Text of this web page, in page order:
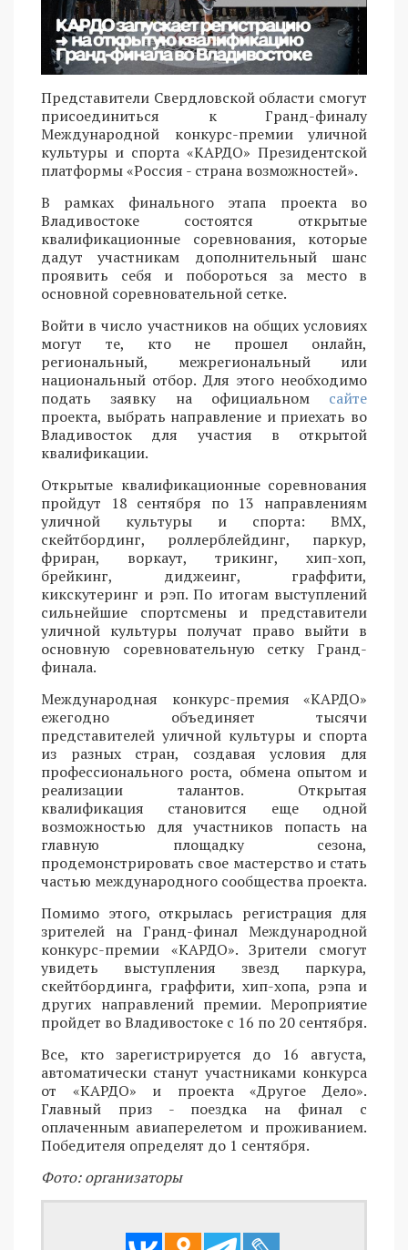
Представители Свердловской области смогут
присоединиться к Гранд-финалу
Международной конкурс-премии уличной
культуры и спорта «КАРДО» Президентской
платформы «Россия - страна возможностей».
В рамках финального этапа проекта во
Владивостоке состоятся открытые
квалификационные соревнования, которые
дадут участникам дополнительный шанс
проявить себя и побороться за место в
основной соревновательной сетке.
Войти в число участников на общих условиях
могут те, кто не прошел онлайн,
региональный, межрегиональный или
национальный отбор. Для этого необходимо
подать заявку на официальном сайте
проекта, выбрать направление и приехать во
Владивосток для участия в открытой
квалификации.
Открытые квалификационные соревнования
пройдут 18 сентября по 13 направлениям
уличной культуры и спорта: BMX,
скейтбординг, роллерблейдинг, паркур,
фриран, воркаут, трикинг, хип-хоп,
брейкинг, диджеинг, граффити,
кикскутеринг и рэп. По итогам выступлений
сильнейшие спортсмены и представители
уличной культуры получат право выйти в
основную соревновательную сетку Гранд-
финала.
Международная конкурс-премия «КАРДО»
ежегодно объединяет тысячи
представителей уличной культуры и спорта
из разных стран, создавая условия для
профессионального роста, обмена опытом и
реализации талантов. Открытая
квалификация становится еще одной
возможностью для участников попасть на
главную площадку сезона,
продемонстрировать свое мастерство и стать
частью международного сообщества проекта.
Помимо этого, открылась регистрация для
зрителей на Гранд-финал Международной
конкурс-премии «КАРДО». Зрители смогут
увидеть выступления звезд паркура,
скейтбординга, граффити, хип-хопа, рэпа и
других направлений премии. Мероприятие
пройдет во Владивостоке с 16 по 20 сентября.
Все, кто зарегистрируется до 16 августа,
автоматически станут участниками конкурса
от «КАРДО» и проекта «Другое Дело».
Главный приз - поездка на финал с
оплаченным авиаперелетом и проживанием.
Победителя определят до 1 сентября.
Фото: организаторы